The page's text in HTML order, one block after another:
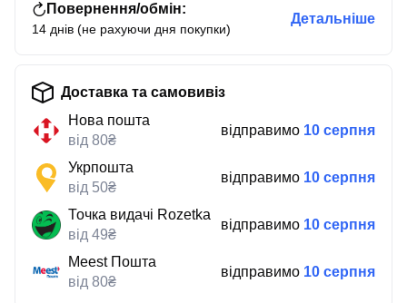
Повернення/обмін:
14 днів (не рахуючи дня покупки)
Детальніше
Доставка та самовивіз
Нова пошта
від 80₴
відправимо 10 серпня
Укрпошта
від 50₴
відправимо 10 серпня
Точка видачі Rozetka
від 49₴
відправимо 10 серпня
Meest Пошта
від 80₴
відправимо 10 серпня